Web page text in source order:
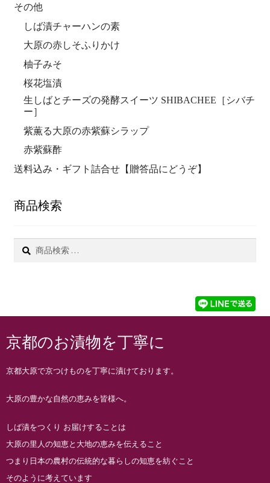
その他
しば漬チャーハンの素
大原の赤しそふりかけ
柚子みそ
桜花塩漬
生しばとチーズの発酵スイーツ SHIBACHEE［シバチ
ー］
紫薫る大原の赤紫蘇シラップ
赤紫蘇酢
送料込み・ギフト詰合せ【贈答品にどうぞ】
商品検索
京都のお漬物を丁寧に
京都大原で京つけものを丁寧に漬けております。
大原の豊かな自然の恵みを皆様へ。
しば漬をつくり お届けすることは
大原の里人の知恵と大地の恵みを伝えること
つまり日本の農村の伝統的な暮らしの知恵を紡ぐこと
そのように考えています